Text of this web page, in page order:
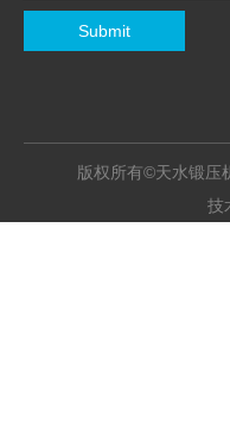
Submit
版权所有©天水锻压
技